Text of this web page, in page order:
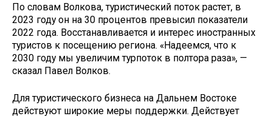
По словам Волкова, туристический поток растет, в
2023 году он на 30 процентов превысил показатели
2022 года. Восстанавливается и интерес иностранных
туристов к посещению региона. «Надеемся, что к
2030 году мы увеличим турпоток в полтора раза», —
сказал Павел Волков.
Для туристического бизнеса на Дальнем Востоке
действуют широкие меры поддержки. Действует